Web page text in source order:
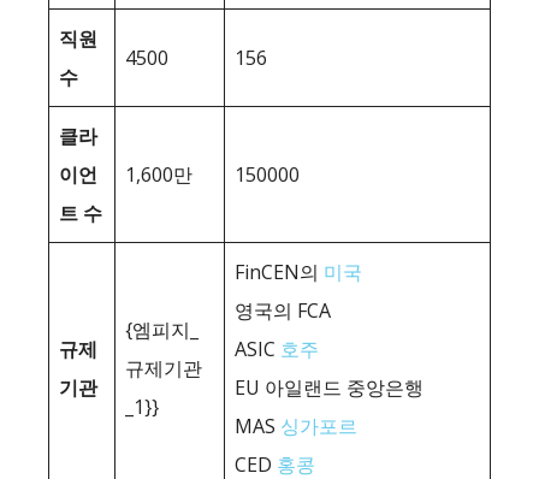
직원
수
4500 156
클라
이언
트 수
1,600만 150000
규제
기관
{엠피지_
규제기관
_1}}
FinCEN의 미국
영국의 FCA
ASIC 호주
EU 아일랜드 중앙은행
MAS 싱가포르
CED 홍콩